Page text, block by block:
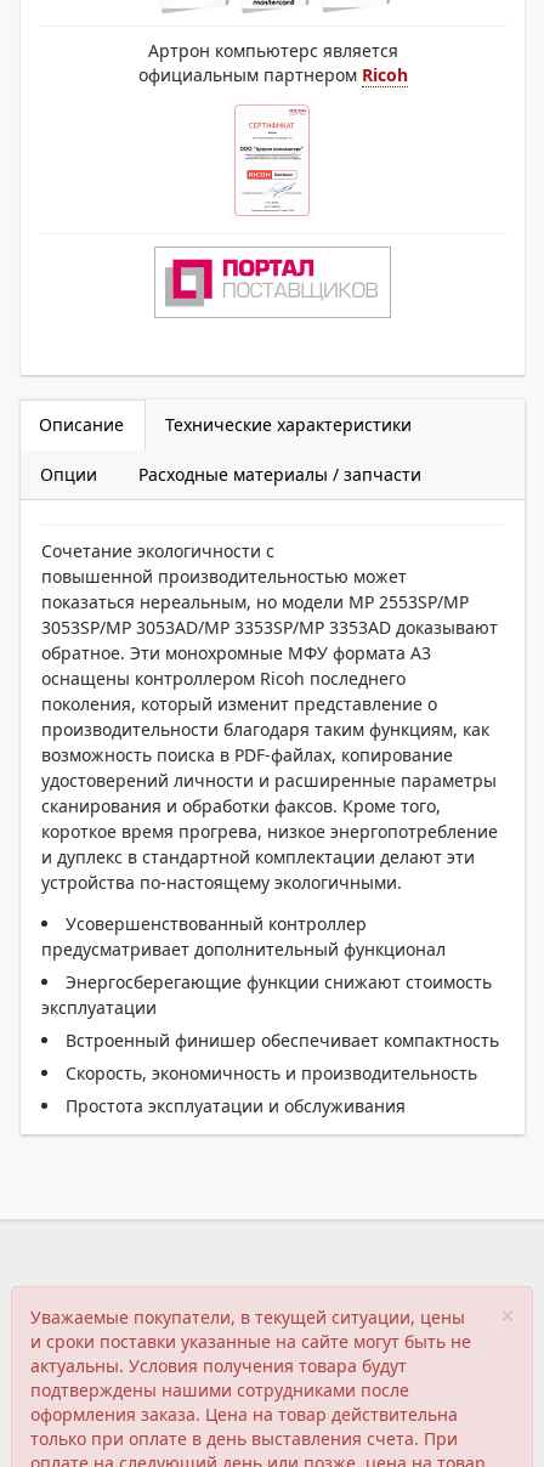
Артрон компьютерс является
официальным партнером Ricoh
Описание Технические характеристики
Опции Расходные материалы / запчасти
Сочетание экологичности с
повышенной производительностью может
показаться нереальным, но модели MP 2553SP/MP
3053SP/MP 3053AD/MP 3353SP/MP 3353AD доказывают
обратное. Эти монохромные МФУ формата A3
оснащены контроллером Ricoh последнего
поколения, который изменит представление о
производительности благодаря таким функциям, как
возможность поиска в PDF-файлах, копирование
удостоверений личности и расширенные параметры
сканирования и обработки факсов. Кроме того,
короткое время прогрева, низкое энергопотребление
и дуплекс в стандартной комплектации делают эти
устройства по-настоящему экологичными.
Усовершенствованный контроллер
предусматривает дополнительный функционал
Энергосберегающие функции снижают стоимость
эксплуатации
Встроенный финишер обеспечивает компактность
Скорость, экономичность и производительность
Простота эксплуатации и обслуживания
×
Уважаемые покупатели, в текущей ситуации, цены
и сроки поставки указанные на сайте могут быть не
актуальны. Условия получения товара будут
подтверждены нашими сотрудниками после
оформления заказа. Цена на товар действительна
только при оплате в день выставления счета. При